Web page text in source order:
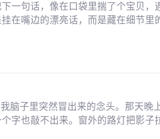
一句话，像在口袋里揣了个宝贝，
嘴边的漂亮话，而是藏在细节里
脑子里突然冒出来的念头。那天晚
字也敲不出来。窗外的路灯把影子